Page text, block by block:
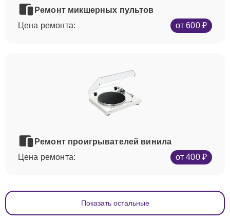
Ремонт микшерных пультов
Цена ремонта:
от 600 ₽
Ремонт проигрывателей винила
Цена ремонта:
от 400 ₽
Показать остальные